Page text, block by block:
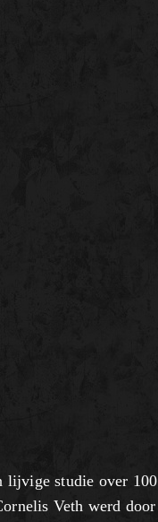
lijvige studie over 100
Veth werd door